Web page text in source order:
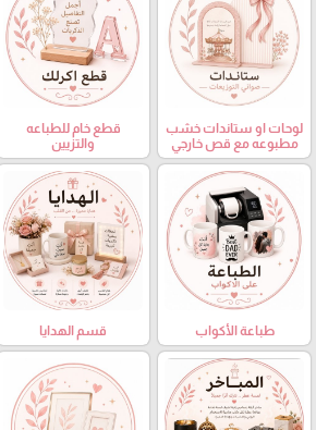
لوحات او ستاندات خشب
مطبوعه مع قص خارجي
قطع خام للطباعه
والتزيين
طباعة الأكواب قسم الهدايا